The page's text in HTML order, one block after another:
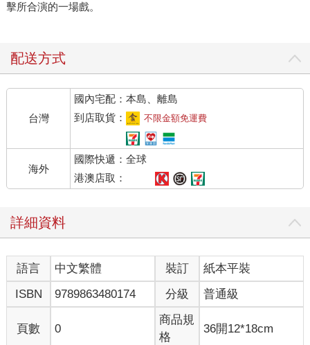
擊所合演的一場戲。
配送方式
台灣
國內宅配：本島、離島
到店取貨：
不限金額免運費
海外
國際快遞：全球
港澳店取：
詳細資料
語言 中文繁體 裝訂
紙本平裝
ISBN
9789863480174 分級 普通級
頁數 0
商品規
格
36開12*18cm